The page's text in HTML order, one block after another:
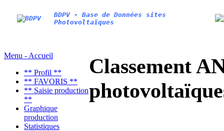
BDPV - Base de Données sites
Photovoltaïques
Menu - Accueil
** Profil **
** FAVORIS **
** Saisie production
**
Graphique
production
Statistiques
Classement